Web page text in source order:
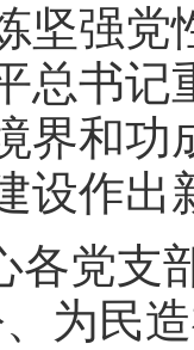
坚强党
总书
界和功
设作出
各党支
为民